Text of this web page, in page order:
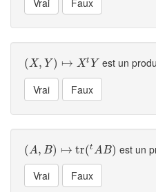
(X, Y ) ↦ Xt Y
(X,Y )↦X tY est un
(A, B) ↦ tr(tAB)
(A,B )↦t (tA B) est un